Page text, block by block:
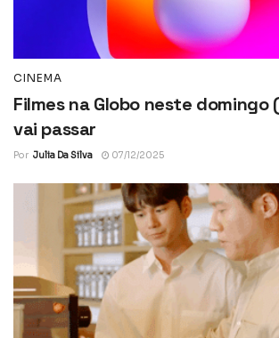
CINEMA
Filmes na Globo neste domingo
vai passar
Por Julia Da Silva 07/12/2025